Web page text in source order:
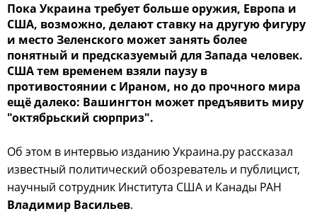
Пока Украина требует больше оружия, Европа и
США, возможно, делают ставку на другую фигуру
и место Зеленского может занять более
понятный и предсказуемый для Запада человек.
США тем временем взяли паузу в
противостоянии с Ираном, но до прочного мира
ещё далеко: Вашингтон может предъявить миру
"октябрьский сюрприз".
Об этом в интервью изданию Украина.ру рассказал
известный политический обозреватель и публицист,
научный сотрудник Института США и Канады РАН
Владимир Васильев.